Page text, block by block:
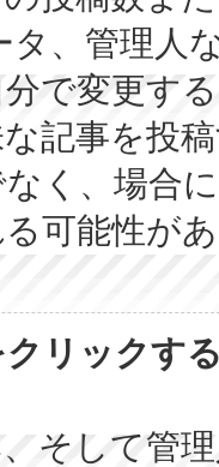
タ、管理人
で変更す
記事を投
く、場合
可能性が
リックす
そして管